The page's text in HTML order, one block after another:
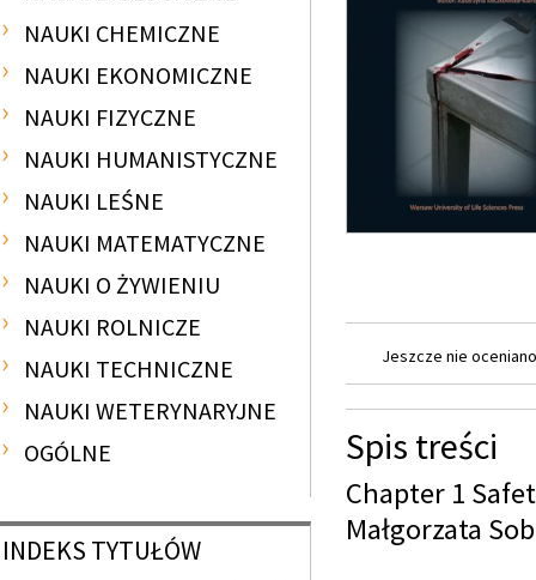
NAUKI CHEMICZNE
NAUKI EKONOMICZNE
NAUKI FIZYCZNE
NAUKI HUMANISTYCZNE
NAUKI LEŚNE
NAUKI MATEMATYCZNE
NAUKI O ŻYWIENIU
NAUKI ROLNICZE
NAUKI TECHNICZNE
NAUKI WETERYNARYJNE
OGÓLNE
INDEKS TYTUŁÓW
Jeszcze nie
Spis treści
Chapter 1
Małgorzata